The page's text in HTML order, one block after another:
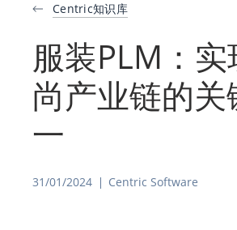
Centric知识库
服装PLM：
尚产业链的关
一
31/01/2024 Centric Software